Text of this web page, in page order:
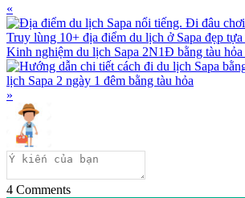
Previous
Post:
«
Truy lùng 10+ địa điểm du lịch ở Sapa đẹp tựa
Next
Post:
Kinh nghiệm du lịch Sapa 2N1Đ bằng tàu
»
4 Comments